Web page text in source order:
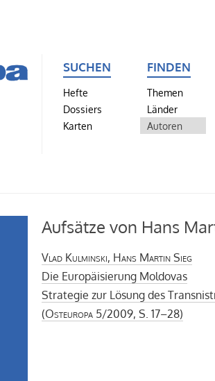
SUCHEN
Hefte
Dossiers
Karten
FINDEN
Themen
Länder
Autoren
Aufsätze von Hans
Vlad Kulminski, Hans Martin Sieg
Die Europäisierung Moldovas
Strategie zur Lösung des
(Osteuropa 5/2009, S. 17–28)